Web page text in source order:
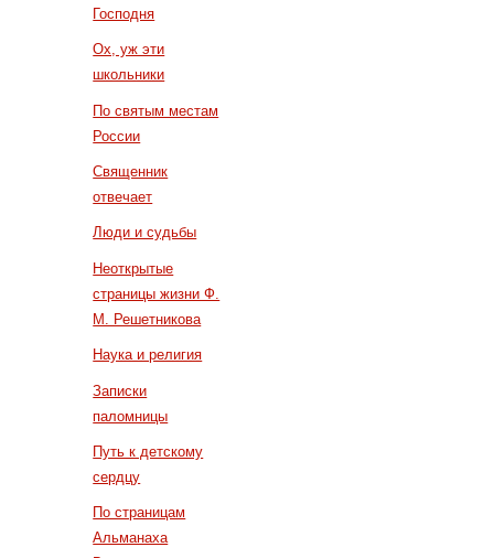
Господня
Ох, уж эти
школьники
По святым местам
России
Священник
отвечает
Люди и судьбы
Неоткрытые
страницы жизни Ф.
М. Решетникова
Наука и религия
Записки
паломницы
Путь к детскому
сердцу
По страницам
Альманаха